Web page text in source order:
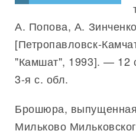
А. Попова, А.
[Петропавловск-
"Камшат", 1993]. — 12
3-я с. обл.
Брошюра,
Мильково